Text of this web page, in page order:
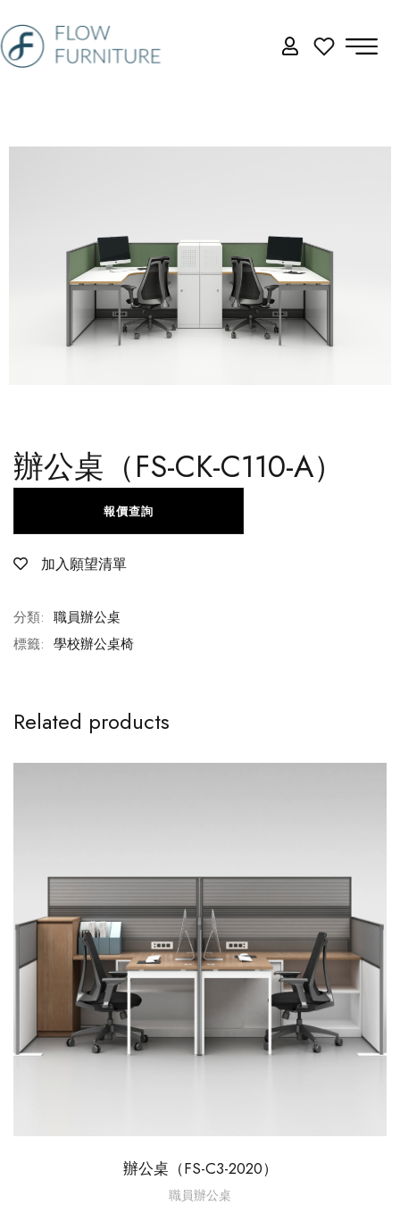
辦公桌（FS-CK-C110-A）
加入願望清單
報價查詢
分類: 職員辦公桌
標籤: 學校辦公桌椅
Related products
辦公桌（FS-C3-2020）
職員辦公桌